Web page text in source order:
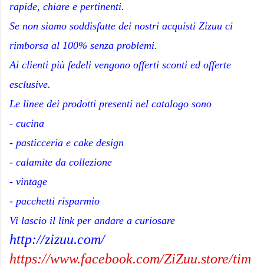
rapide, chiare e pertinenti.
Se non siamo soddisfatte dei nostri acquisti Zizuu ci
rimborsa al 100% senza problemi.
Ai clienti più fedeli vengono offerti sconti ed offerte
esclusive.
Le linee dei prodotti presenti nel catalogo sono
- cucina
- pasticceria e cake design
- calamite da collezione
- vintage
- pacchetti risparmio
Vi lascio il link per andare a curiosare
http://zizuu.com/
https://www.facebook.com/ZiZuu.store/tim